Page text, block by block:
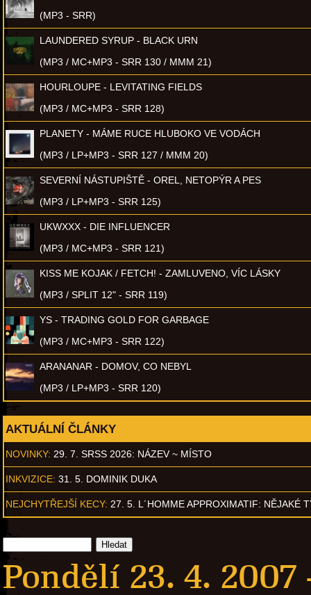
(MP3 - SRR)
LAUNDERED SYRUP - BLACK URN
(MP3 / MC+MP3 - SRR 130 / MMM 21)
HOURLOUPE - LEVITATING FIELDS
(MP3 / MC+MP3 - SRR 128)
PLANETY - MÁME RUCE HLUBOKO VE VODÁCH
(MP3 / LP+MP3 - SRR 127 / MMM 20)
SEVERNÍ NÁSTUPIŠTĚ - OREL, NETOPÝR A PES
(MP3 / LP+MP3 - SRR 125)
UKWXXX - DIE INFLUENCER
(MP3 / MC+MP3 - SRR 121)
KISS ME KOJAK / FETCH! - ZAMLUVENO, VÍC LÁSKY
(MP3 / SPLIT 12" - SRR 119)
YS - TRADING GOLD FOR GARBAGE
(MP3 / MC+MP3 - SRR 122)
ARANANAR - DOMOV, CO NEBYL
(MP3 / LP+MP3 - SRR 120)
AKTUÁLNÍ ČLÁNKY
NOVINKY: 29. 7. SRSS 2026: NÁZEV ~ MÍSTO
INKVIZICE: 31. 5. DOMINIK DUKA
NEJCHYTŘEJŠÍ KECY: 27. 5. L´HOMME APPROXIMATIF: NĚJAKÉ
Pondělí 23. 4.